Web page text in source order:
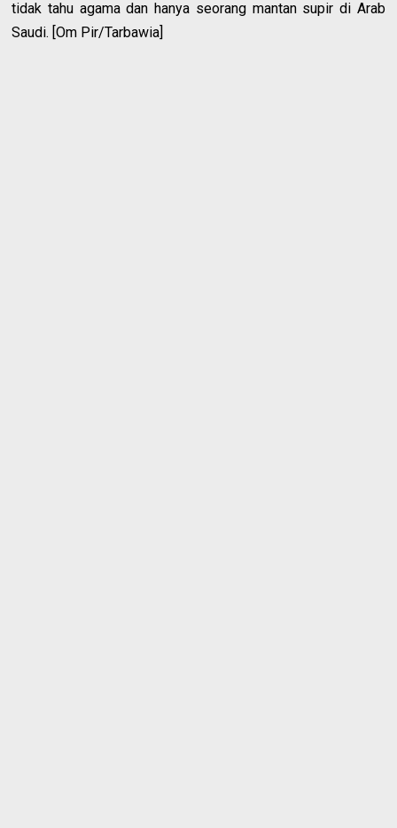
tidak tahu agama dan hanya seorang mantan supir di Arab
Saudi. [Om Pir/Tarbawia]